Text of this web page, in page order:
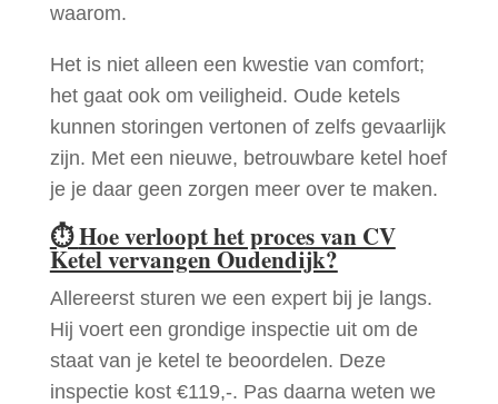
waarom.
Het is niet alleen een kwestie van comfort;
het gaat ook om veiligheid. Oude ketels
kunnen storingen vertonen of zelfs gevaarlijk
zijn. Met een nieuwe, betrouwbare ketel hoef
je je daar geen zorgen meer over te maken.
⏱Hoe verloopt het proces van CV
Ketel vervangen Oudendijk?
Allereerst sturen we een expert bij je langs.
Hij voert een grondige inspectie uit om de
staat van je ketel te beoordelen. Deze
inspectie kost €119,-. Pas daarna weten we